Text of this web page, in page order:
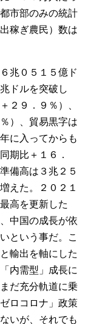
市部のみの統計
稼ぎ農民）数は
兆０５１５億ド
ドルを突破し
２９．９％）、
）、貿易黒字は
に入ってからも
期比＋１６．
備高は３兆２５
えた。２０２１
高を更新した
中国の成長が依
という事だ。こ
輸出を軸にした
内需型」成長に
だ充分軌道に乗
ロコロナ」政策
いが、それでも